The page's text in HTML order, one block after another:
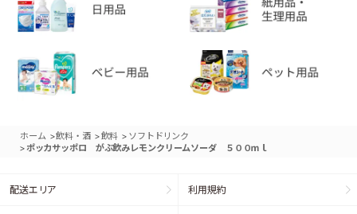
ホーム >飲料・酒 >飲料 > ソフトドリンク
> ポッカサッポロ がぶ飲みレモンクリームソーダ ５００ｍｌ
配送エリア 利用規約